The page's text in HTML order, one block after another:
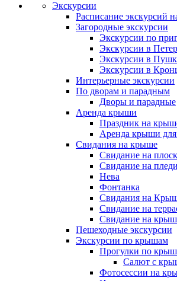
Экскурсии
Расписание экскурсий
Загородные экскурсии
Экскурсии по
Экскурсии в
Экскурсии в
Экскурсии в
Интерьерные экскурсии
По дворам и парадным
Дворы и парадные
Аренда крыши
Праздник на
Аренда крыши
Свидания на крыше
Свидание на
Свидание на
Нева
Фонтанка
Свидания на
Свидание на
Свидание на
Пешеходные экскурсии
Экскурсии по крышам
Прогулки по
Салют с
Фотосессии на